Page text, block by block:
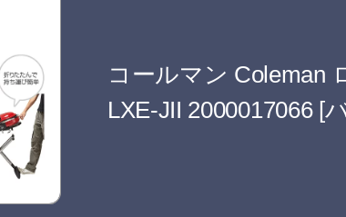
コールマン Coleman
LXE-JII 2000017066 [